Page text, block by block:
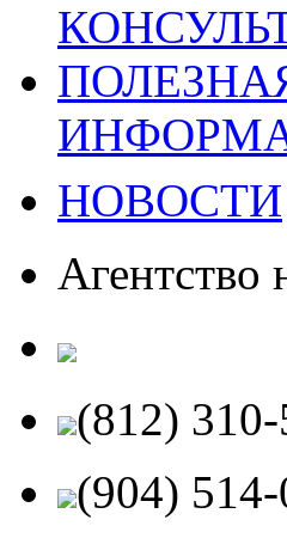
НОВОСТИ
Агентство
(812)
(904)